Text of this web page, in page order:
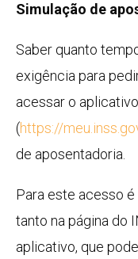
Simulação de
Saber quanto
exigência para
acessar o
(https://
de aposentadoria.
Para este acesso
tanto na página do
aplicativo, que